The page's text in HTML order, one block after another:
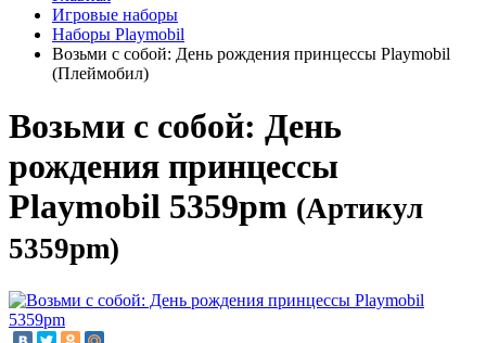
Игровые наборы
Наборы Playmobil
Возьми с собой: День рождения принцессы Playmobil
(Плеймобил)
Возьми с собой: День
рождения принцессы
Playmobil 5359pm (Артикул
5359pm)